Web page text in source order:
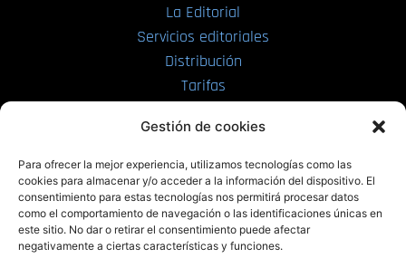
Gestión de cookies
Para ofrecer la mejor experiencia, utilizamos tecnologías como las
cookies para almacenar y/o acceder a la información del dispositivo. El
consentimiento para estas tecnologías nos permitirá procesar datos
como el comportamiento de navegación o las identificaciones únicas en
este sitio. No dar o retirar el consentimiento puede afectar
negativamente a ciertas características y funciones.
La Editorial
Servicios editoriales
Distribución
Tarifas
PRL | Films
PRL | Play
PRL | LAB